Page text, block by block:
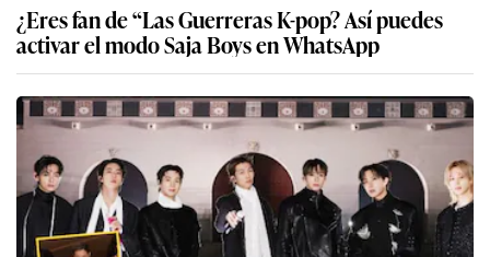
¿Eres fan de “Las Guerreras K-pop? Así puedes
activar el modo Saja Boys en WhatsApp